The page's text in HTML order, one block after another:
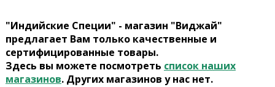
"Индийские Специи" - магазин "Виджай"
предлагает Вам только качественные и
сертифицированные товары.
Здесь вы можете посмотреть список наших
магазинов. Других магазинов у нас нет.